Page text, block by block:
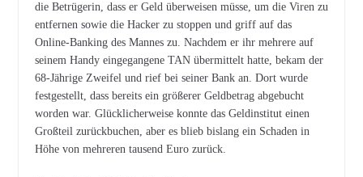
die Betrügerin, dass er Geld überweisen müsse, um die Viren zu
entfernen sowie die Hacker zu stoppen und griff auf das
Online-Banking des Mannes zu. Nachdem er ihr mehrere auf
seinem Handy eingegangene TAN übermittelt hatte, bekam der
68-Jährige Zweifel und rief bei seiner Bank an. Dort wurde
festgestellt, dass bereits ein größerer Geldbetrag abgebucht
worden war. Glücklicherweise konnte das Geldinstitut einen
Großteil zurückbuchen, aber es blieb bislang ein Schaden in
Höhe von mehreren tausend Euro zurück.